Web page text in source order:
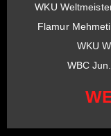
WKU
Flamur
WKU
WBC